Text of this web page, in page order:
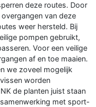
deze routes. Door
van deze
weer hersteld. Bij
pompen gebruikt,
Voor een veilige
af en toe maaien.
we zoveel mogelijk
worden
de planten juist staan
met sport-